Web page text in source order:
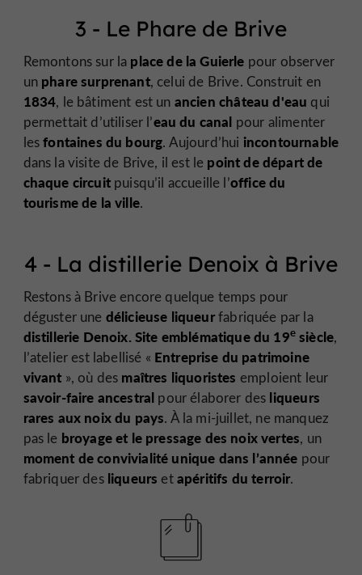
3 - Le Phare de Brive
Remontons sur la place de la Guierle pour observer
un phare surprenant, celui de Brive. Construit en
1834, le bâtiment est un ancien château d'eau qui
permettait d’utiliser l’eau du canal pour alimenter
lesfontaines du bourg. Aujourd’hui incontournable
dans la visite de Brive, il est le point de départ de
chaque circuit puisqu’il accueille l’office du
tourisme de la ville.
4 - La distillerie Denoix à Brive
Restons à Brive encore quelque temps pour
déguster une délicieuse liqueurfabriquée par la
distillerie Denoix. Site emblématique du 19esiècle,
l’atelier est labellisé « Entreprise du patrimoine
vivant », où des maîtres liquoristes emploient leur
savoir-faire ancestral pour élaborer des liqueurs
rares aux noix du pays. À la mi-juillet, ne manquez
pas le broyage et le pressage des noix vertes, un
moment de convivialité unique dans l’année pour
fabriquer des liqueursetapéritifs du terroir.